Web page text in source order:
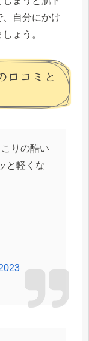
自分にかけ
ょう。
口コミと
りの酷い
と軽くな